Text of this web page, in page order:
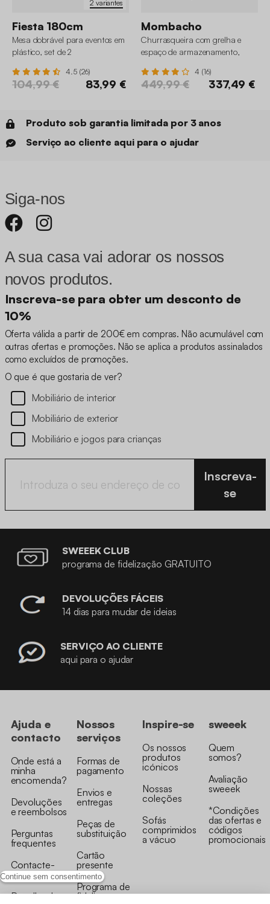
Continue sem consentimento
2 variantes
Fiesta 180cm
Mesa dobrável para eventos em
plástico, set de 2
4.5 (26)
104,99 € 83,99 €
Mombacho
Churrasqueira com grelha e
espaço de armazenamento,
4 (16)
449,99 € 337,49 €
Produto sob garantia limitada por 3 anos
Serviço ao cliente aqui para o ajudar
Siga-nos
A sua casa vai adorar os nossos
novos produtos.
Inscreva-se para obter um desconto de
10%
Oferta válida a partir de 200€ em compras. Não acumulável com
outras ofertas e promoções. Não se aplica a produtos assinalados
como excluídos de promoções.
O que é que gostaria de ver?
Mobiliário de interior
Mobiliário de exterior
Mobiliário e jogos para crianças
Inscreva-
se
SWEEEK CLUB
programa de fidelização GRATUITO
DEVOLUÇÕES FÁCEIS
14 dias para mudar de ideias
SERVIÇO AO CLIENTE
aqui para o ajudar
Ajuda e
contacto
Onde está a
minha
encomenda?
Devoluções
e reembolsos
Perguntas
frequentes
Contacte-
nos
Recolha de
Nossos
serviços
Formas de
pagamento
Envios e
entregas
Peças de
substituição
Cartão
presente
Programa de
fidelizaçao
Inspire-se
Os nossos
produtos
icónicos
Nossas
coleções
Sofás
comprimidos
a vácuo
sweeek
Quem
somos?
Avaliação
sweeek
*Condições
das ofertas e
códigos
promocionais